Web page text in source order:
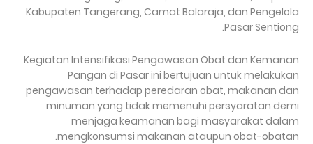
Kabupaten Tangerang, Camat Balaraja, dan Pengelola
Pasar Sentiong.
Kegiatan Intensifikasi Pengawasan Obat dan Kemanan
Pangan di Pasar ini bertujuan untuk melakukan
pengawasan terhadap peredaran obat, makanan dan
minuman yang tidak memenuhi persyaratan demi
menjaga keamanan bagi masyarakat dalam
mengkonsumsi makanan ataupun obat-obatan.